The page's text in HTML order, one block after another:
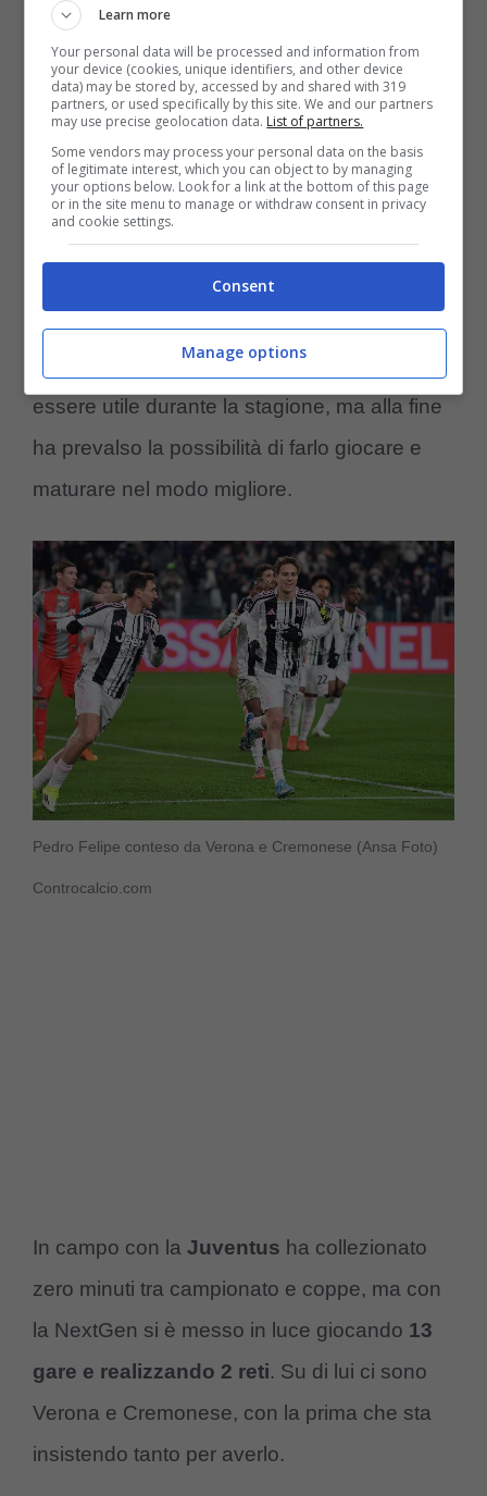
Di certo è chePedro Felipesi appresta a
chiudere la sua avventura bianconera anche
se a titolo temporaneo, e ci tengono a
sottolinearlo in casa bianconera, anche
perché su questo ragazzo brasiliano ci sono
tante aspettative, considerato che il
alla fine ha dato il suo benestare ma non era
così tanto convinto perché poteva anche
essere utile durante la stagione, ma alla fine
ha prevalso la possibilità di farlo giocare e
maturare nel modo migliore.
Pedro Felipe conteso da Verona e Cremonese (Ansa Foto)
Controcalcio.com
In campo con la Juventus ha collezionato
zero minuti tra campionato e coppe, ma con
la NextGen si è messo in luce giocando 13
gare e realizzando 2 reti. Su di lui ci sono
Verona e Cremonese, con la prima che sta
insistendo tanto per averlo.
Learn more
Your personal data will be processed and information from
your device (cookies, unique identifiers, and other device
data) may be stored by, accessed by and shared with 319
partners, or used specifically by this site. We and our partners
may use precise geolocation data. List of partners.
Some vendors may process your personal data on the basis
of legitimate interest, which you can object to by managing
your options below. Look for a link at the bottom of this page
or in the site menu to manage or withdraw consent in privacy
and cookie settings.
Consent
Manage options